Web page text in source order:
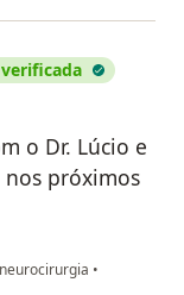
o Dr. Lúcio e
nos próximos
•